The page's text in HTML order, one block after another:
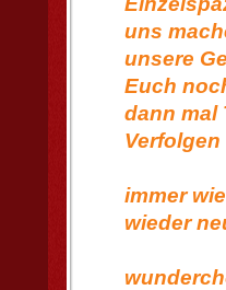
uns
unsere
Euch
dann mal
immer
wieder